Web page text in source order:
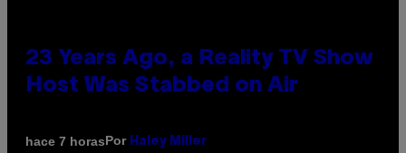
23 Years Ago, a Reality TV Show
Host Was Stabbed on Air
hace 7 horasPor Haley Miller